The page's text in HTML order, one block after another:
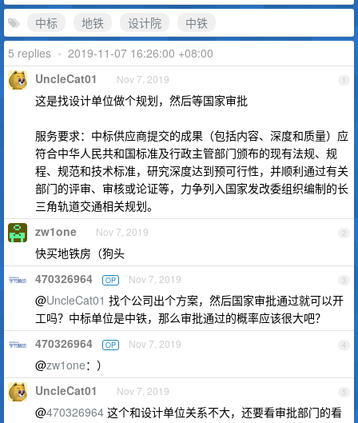
中标
地铁 设计院
中铁
5 replies • 2019-11-07 16:26:00 +08:00
1
UncleCat01 Nov 7, 2019
这是找设计单位做个规划，然后等国家审批
服务要求：中标供应商提交的成果（包括内容、深度和质量）应
符合中华人民共和国标准及行政主管部门颁布的现有法规、规
程、规范和技术标准，研究深度达到预可行性，并顺利通过有关
部门的评审、审核或论证等，力争列入国家发改委组织编制的长
三角轨道交通相关规划。
2
zw1one Nov 7, 2019
快买地铁房（狗头
3
470326964 OP Nov 7, 2019
@UncleCat01 找个公司出个方案，然后国家审批通过就可以开
工吗？中标单位是中铁，那么审批通过的概率应该很大吧？
4
470326964 OP Nov 7, 2019
@zw1one：）
5
UncleCat01 Nov 7, 2019
@470326964 这个和设计单位关系不大，还要看审批部门的看